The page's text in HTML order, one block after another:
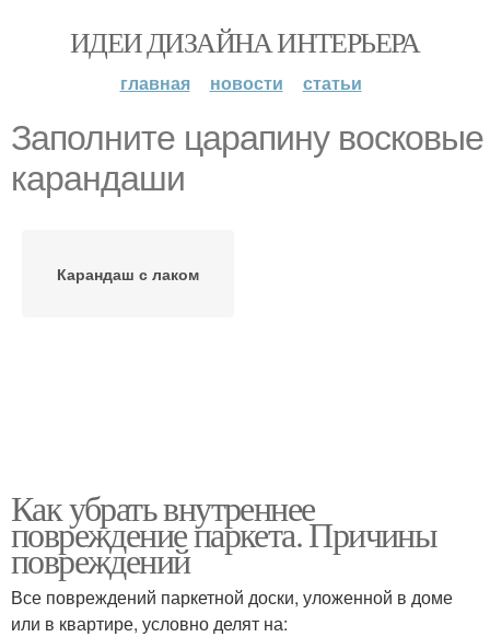
ИДЕИ ДИЗАЙНА ИНТЕРЬЕРА
главная новости статьи
Заполните царапину восковые
карандаши
Карандаш с лаком
Как убрать внутреннее
повреждение паркета. Причины
повреждений
Все повреждений паркетной доски, уложенной в доме
или в квартире, условно делят на: